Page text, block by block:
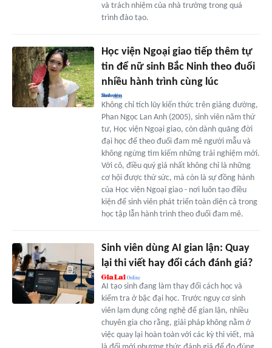
và trách nhiệm của nhà trường trong quá
trình đào tạo.
Học viện Ngoại giao tiếp thêm tự
tin để nữ sinh Bắc Ninh theo đuổi
nhiều hành trình cùng lúc
Không chỉ tích lũy kiến thức trên giảng đường,
Phan Ngọc Lan Anh (2005), sinh viên năm thứ
tư, Học viện Ngoại giao, còn dành quãng đời
đại học để theo đuổi đam mê người mẫu và
không ngừng tìm kiếm những trải nghiệm mới.
Với cô, điều quý giá nhất không chỉ là những
cơ hội được thử sức, mà còn là sự đồng hành
của Học viện Ngoại giao - nơi luôn tạo điều
kiện để sinh viên phát triển toàn diện cả trong
học tập lẫn hành trình theo đuổi đam mê.
Sinh viên dùng AI gian lận: Quay
lại thi viết hay đổi cách đánh giá?
AI tạo sinh đang làm thay đổi cách học và
kiểm tra ở bậc đại học. Trước nguy cơ sinh
viên lạm dụng công nghệ để gian lận, nhiều
chuyên gia cho rằng, giải pháp không nằm ở
việc quay lại hoàn toàn với các kỳ thi viết, mà